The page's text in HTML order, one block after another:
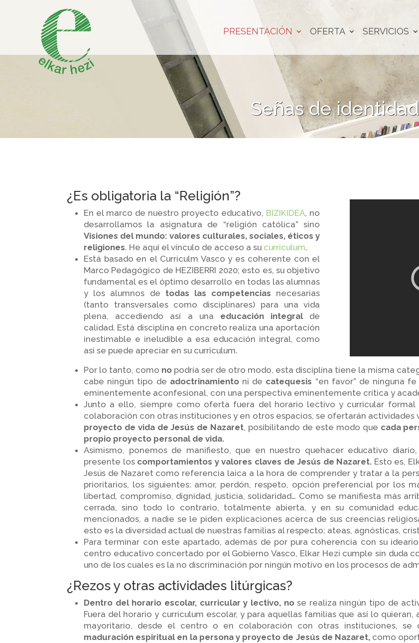
PRESENTACIÓN OFERTA SERVICIOS
Señas de identidad
¿Es obligatoria la “Religión”?
En el marco de nuestro proyecto educativo, BIZIKIDEA, no
desarrollamos la asignatura de “religión católica” sino
Visiones del mundo: valores culturales, sociales, éticos y
religiones. He aquí el vínculo de acceso a su curriculum.
Está basado en el Curriculm Vasco y es coherente con el
Marco Pedagógico de HEZIBERRI 2020; esto es, su objetivo
fundamental es el óptimo desarrollo en todas las alumnas
y los alumnos de todas las competencias necesarias
(tanto transversales como disciplinares) para una vida
plena, accediendo así a una educación integralde
calidad. Está disciplina en concreto realiza una aportación
inestimable e ineludible a esa educación integral, como
así se puede apreciar en su curriculum.
Por lo tanto, como no podría ser de otro modo, esta disciplina tiene la misma
cabe ningún tipo de adoctrinamientoni de catequesis “en favor” de ninguna
eminentemente aconfesional, con una perspectiva eminentemente crítica y
Junto a ello, siempre como oferta fuera del horario lectivo y curricular
colaboración con otras instituciones y en otros espacios, se ofertarán actividades
proyecto de vida de Jesús de Nazaret, posibilitando de este modo que cada
propio proyecto personal de vida.
Asimismo, ponemos de manifiesto, que en nuestro quehacer educativo
presente los comportamientos y valores claves de Jesús de Nazaret. Esto es,
Jesús de Nazaret como referencia laica a la hora de comprender y tratar a la
prioritarios, los siguientes: amor, perdón, respeto, opción preferencial por los
libertad, compromiso, dignidad, justicia, solidaridad… Como se manifiesta más
cerrada, sino todo lo contrario, totalmente abierta, y en su comunidad
mencionados, a nadie se le piden explicaciones acerca de sus creencias
esto es la diversidad actual de nuestras familias al respecto: ateas, agnósticas,
Para terminar con este apartado, además de por pura coherencia con su
centro educativo concertado por el Gobierno Vasco, Elkar Hezi cumple sin duda
uno de los cuales es la no discriminación por ningún motivo en los procesos de
¿Rezos y otras actividades litúrgicas?
Dentro del horario escolar, curricular y lectivo, nose realiza ningún tipo de
Fuera del horario y curriculum escolar, y para aquellas familias que así lo
mayoritario, desde el centro o en colaboración con otras instituciones, se
maduración espiritual en la persona y proyecto de Jesús de Nazaret,como